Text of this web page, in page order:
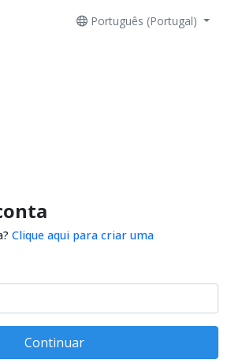
Português (Portugal)
Clique aqui para criar uma
Continuar